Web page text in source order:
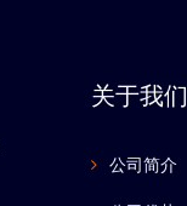
关于我们
公司简介